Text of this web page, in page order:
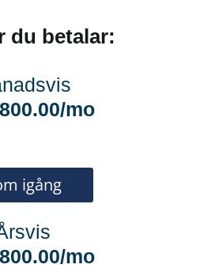
du betalar:
mo
igång
mo